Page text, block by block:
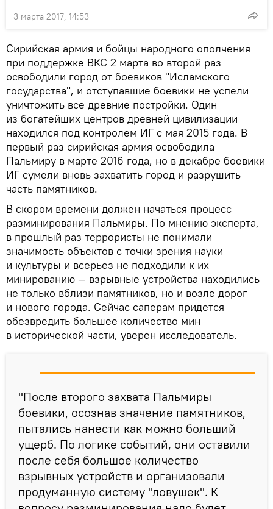
3 марта 2017, 14:53
Сирийская армия и бойцы народного ополчения
при поддержке ВКС 2 марта во второй раз
освободили город от боевиков "Исламского
государства", и отступавшие боевики не успели
уничтожить все древние постройки. Один
из богатейших центров древней цивилизации
находился под контролем ИГ с мая 2015 года. В
первый раз сирийская армия освободила
Пальмиру в марте 2016 года, но в декабре боевики
ИГ сумели вновь захватить город и разрушить
часть памятников.
В скором времени должен начаться процесс
разминирования Пальмиры. По мнению эксперта,
в прошлый раз террористы не понимали
значимость объектов с точки зрения науки
и культуры и всерьез не подходили к их
минированию — взрывные устройства находились
не только вблизи памятников, но и возле дорог
и нового города. Сейчас саперам придется
обезвредить большее количество мин
в исторической части, уверен исследователь.
"После второго захвата Пальмиры
боевики, осознав значение памятников,
пытались нанести как можно больший
ущерб. По логике событий, они оставили
после себя большое количество
взрывных устройств и организовали
продуманную систему "ловушек". К